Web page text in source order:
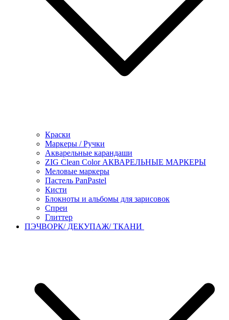
Краски
Маркеры / Ручки
Акварельные карандаши
ZIG Clean Color АКВАРЕЛЬНЫЕ МАРКЕРЫ
Меловые маркеры
Пастель PanPastel
Кисти
Блокноты и альбомы для зарисовок
Спреи
Глиттер
ПЭЧВОРК/ ДЕКУПАЖ/ ТКАНИ